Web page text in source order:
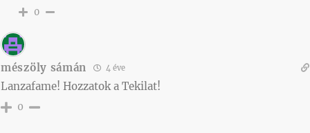
0
mészöly sámán 4 éve
Lanzafame! Hozzatok a Tekilat!
0